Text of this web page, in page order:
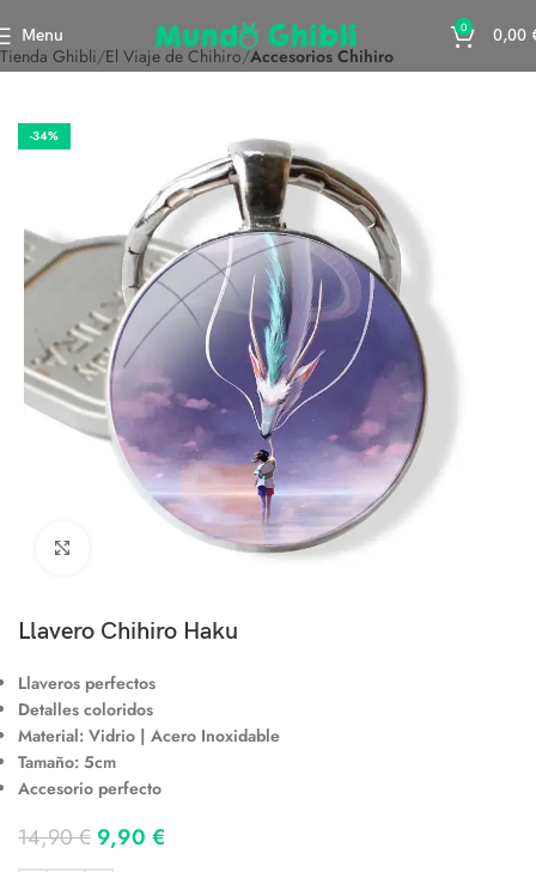
Menu 0 0,00
Tienda Ghibli El Viaje de Chihiro Accesorios Chihiro
-34%
Clic para ampliar
Llavero Chihiro Haku
Llaveros perfectos
Detalles coloridos
Material: Vidrio | Acero Inoxidable
Tamaño: 5cm
Accesorio perfecto
14,90€ 9,90 €